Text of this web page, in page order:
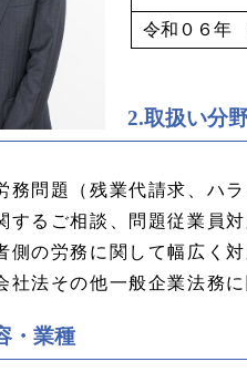
令和０６年
2.取扱い分
務問題（残業代請求、ハ
するご相談、問題従業員
側の労務に関して幅広く対
社法その他一般企業法務
・業種